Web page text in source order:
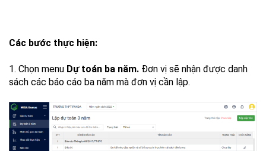
Các bước thực hiện:
1. Chọn menu Dự toán ba năm. Đơn vị sẽ nhận được danh
sách các báo cáo ba năm mà đơn vị cần lập.